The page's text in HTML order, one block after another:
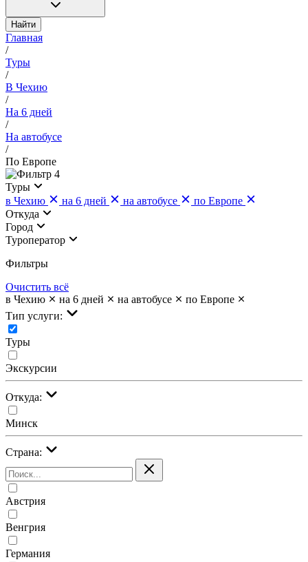
Найти
Главная
/
Туры
/
В Чехию
/
На 6 дней
/
На автобусе
/
По Европе
4
Туры
в Чехию
на 6 дней на автобусе
по Европе
Откуда
Город
Туроператор
Фильтры
Очистить всё
в Чехию
на 6 дней на автобусе
по Европе
Тип услуги:
Туры
Экскурсии
Откуда:
Минск
Страна:
Австрия
Венгрия
Германия